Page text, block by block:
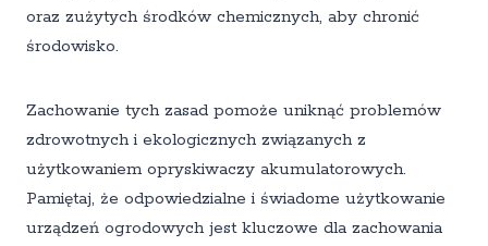
oraz zużytych środków chemicznych, aby chronić
środowisko.
Zachowanie tych zasad pomoże uniknąć problemów
zdrowotnych i ekologicznych związanych z
użytkowaniem opryskiwaczy akumulatorowych.
Pamiętaj, że odpowiedzialne i świadome użytkowanie
urządzeń ogrodowych jest kluczowe dla zachowania